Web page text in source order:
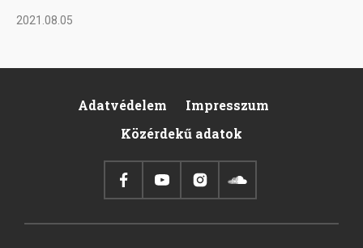
2021.08.05
Footer
Adatvédelem
Impresszum
Közérdekű adatok